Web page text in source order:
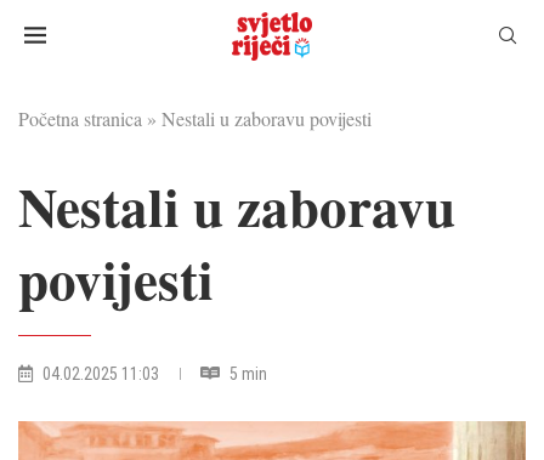
Početna stranica » Nestali u zaboravu povijesti
Nestali u zaboravu
povijesti
04.02.2025 11:03 5 min